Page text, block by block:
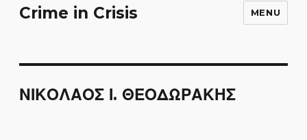
Crime in Crisis MENU
ΝΙΚΟΛΑΟΣ Ι. ΘΕΟΔΩΡΑΚΗΣ